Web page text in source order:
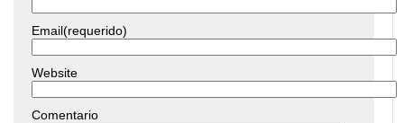
Email(requerido)
Website
Comentario